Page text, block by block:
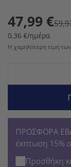
47,99 €
0,36 €/ημέρα
Η χαμηλότερη τιμή
ΠΡΟΣΦΟΡΑ
έκπτωση 15%
Προσθήκη